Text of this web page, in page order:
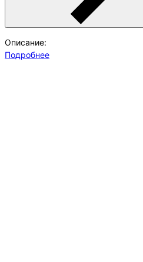
Описание:
Подробнее